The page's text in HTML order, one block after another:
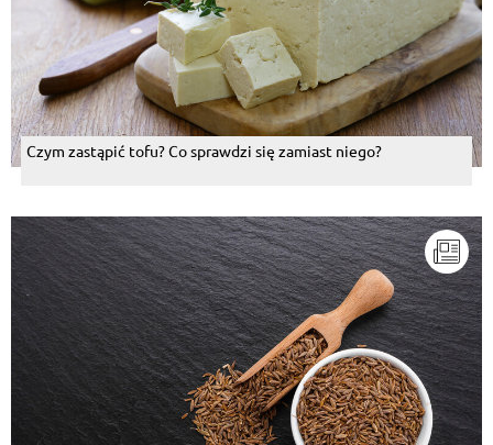
Czym zastąpić tofu? Co sprawdzi się zamiast niego?